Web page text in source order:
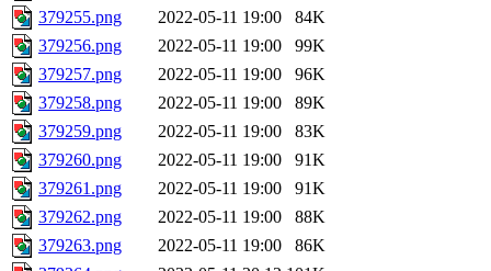
379255.png
2022-05-11 19:00
84K
379256.png
2022-05-11 19:00
99K
379257.png
2022-05-11 19:00
96K
379258.png
2022-05-11 19:00
89K
379259.png
2022-05-11 19:00
83K
379260.png
2022-05-11 19:00
91K
379261.png
2022-05-11 19:00
91K
379262.png
2022-05-11 19:00
88K
379263.png
2022-05-11 19:00
86K